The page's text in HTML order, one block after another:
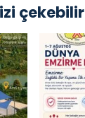
çekebilir